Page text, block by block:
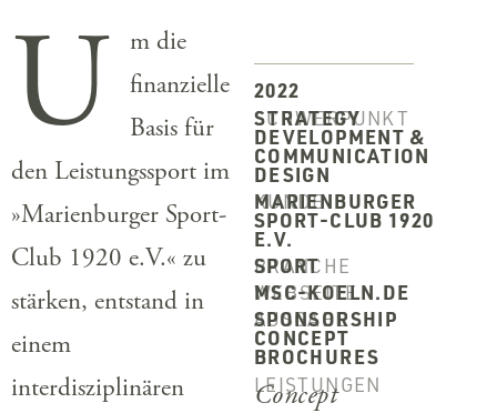
U
m die
finanzielle
Basis für
den Leistungssport im
»Marienburger Sport-
Club 1920 e.V.« zu
stärken, entstand in
einem
interdisziplinären
2022
SCHWERPUNKT
STRATEGY
DEVELOPMENT &
COMMUNICATION
DESIGN
KUNDE
MARIENBURGER
SPORT-CLUB 1920
E.V.
BRANCHE
SPORT
WEBSEITE
MSC-KOELN.DE
AUSGABE
SPONSORSHIP
CONCEPT
BROCHURES
LEISTUNGEN
Concept